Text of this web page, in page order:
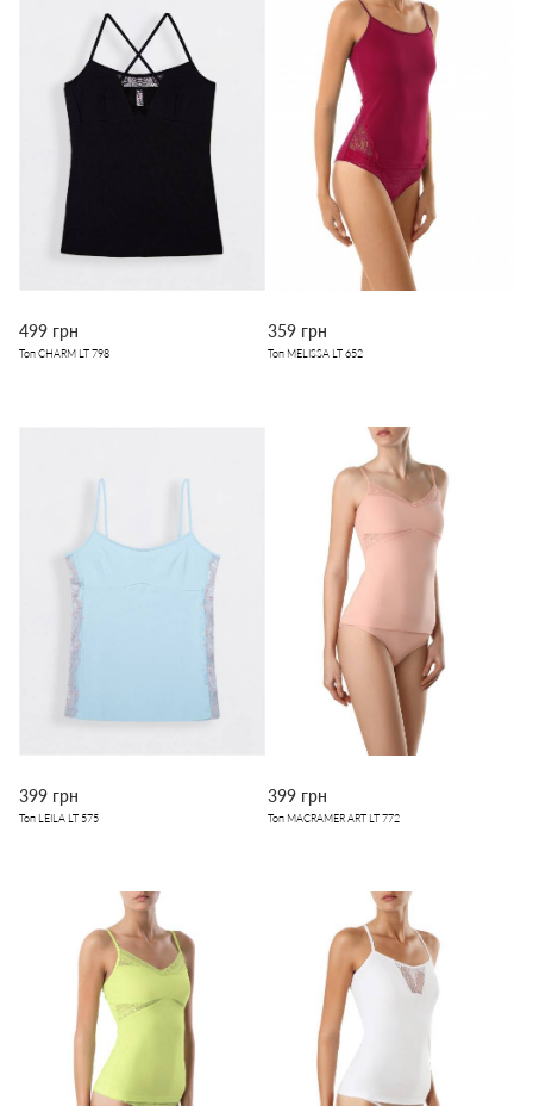
499 грн
Топ CHARM LT 798
359 грн
Топ MELISSA LT 652
399 грн
Топ LEILA LT 575
399 грн
Топ MACRAMER ART LT 772